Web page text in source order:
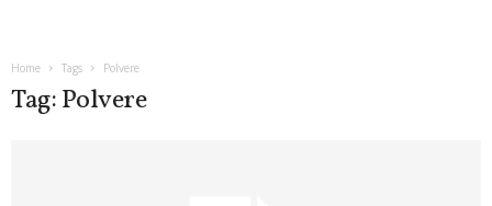
Home Tags Polvere
Tag: Polvere